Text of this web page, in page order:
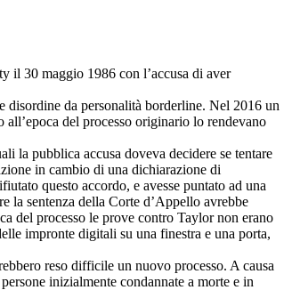
il 30 maggio 1986 con l’accusa di aver
disordine da personalità borderline. Nel 2016 un
del processo originario lo rendevano
la pubblica accusa doveva decidere se tentare
in cambio di una dichiarazione di
questo accordo, e avesse puntato ad una
la sentenza della Corte d’Appello avrebbe
del processo le prove contro Taylor non erano
impronte digitali su una finestra e una porta,
reso difficile un nuovo processo. A causa
inizialmente condannate a morte e in